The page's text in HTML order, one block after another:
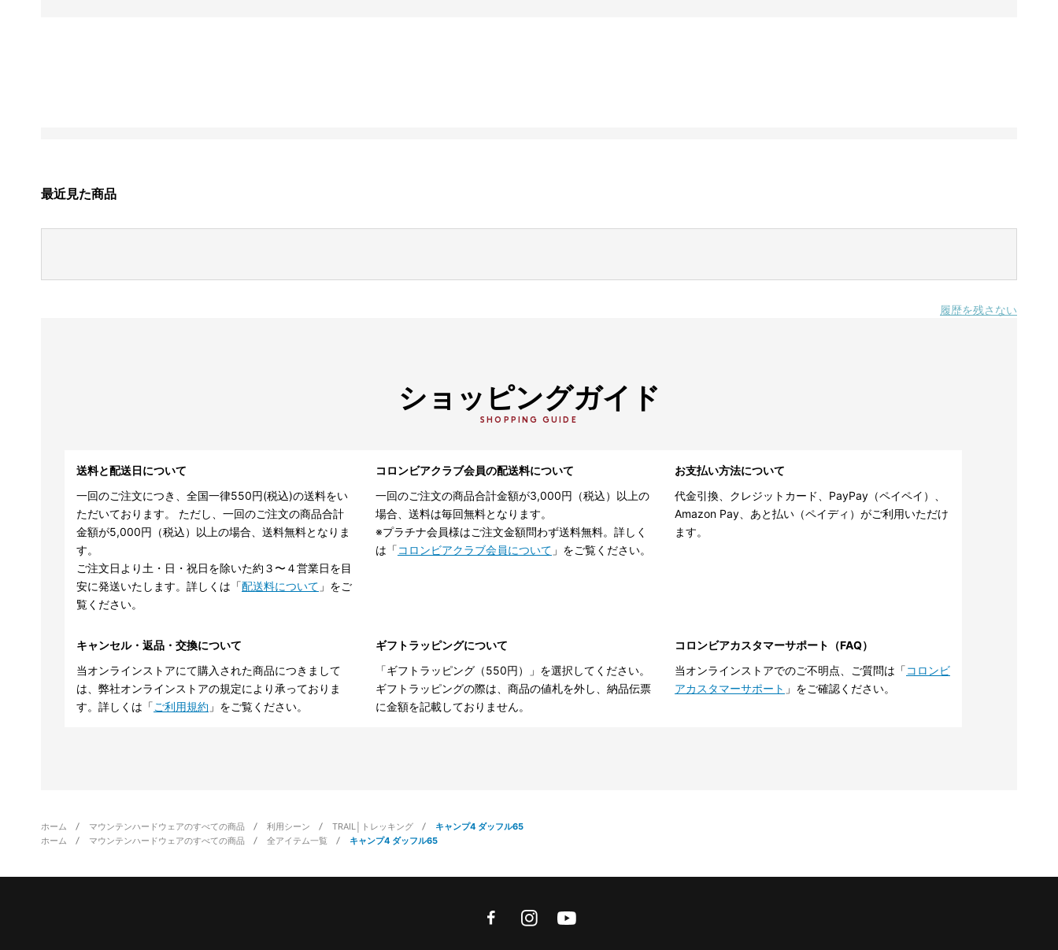
最近見た商品
履歴を残さない
ショッピングガイド
SHOPPING GUIDE
送料と配送日について
一回のご注文につき、全国一律550円(税込)の送料をい
ただいております。 ただし、一回のご注文の商品合計
金額が5,000円（税込）以上の場合、送料無料となりま
す。
ご注文日より土・日・祝日を除いた約３〜４営業日を目
安に発送いたします。詳しくは「配送料について 」をご
覧ください。
コロンビアクラブ会員の配送料について
一回のご注文の商品合計金額が3,000円（税込）以上の
場合、送料は毎回無料となります。
※プラチナ会員様はご注文金額問わず送料無料。詳しく
は「コロンビアクラブ会員について 」をご覧ください。
お支払い方法について
代金引換、クレジットカード、PayPay（ペイペイ）、
Amazon Pay、あと払い（ペイディ）がご利用いただけ
ます。
キャンセル・返品・交換について
当オンラインストアにて購入された商品につきまして
は、弊社オンラインストアの規定により承っておりま
す。詳しくは「ご利用規約 」をご覧ください。
ギフトラッピングについて
「ギフトラッピング（550円）」を選択してください。
ギフトラッピングの際は、商品の値札を外し、納品伝票
に金額を記載しておりません。
コロンビアカスタマーサポート（FAQ）
当オンラインストアでのご不明点、ご質問は「コロンビ
アカスタマーサポート 」をご確認ください。
ホーム マウンテンハードウェアのすべての商品 利用シーン TRAIL│トレッキング
キャンプ4 ダッフル65
ホーム
マウンテンハードウェアのすべての商品 全アイテム一覧 キャンプ4 ダッフル65
facebookinstagram